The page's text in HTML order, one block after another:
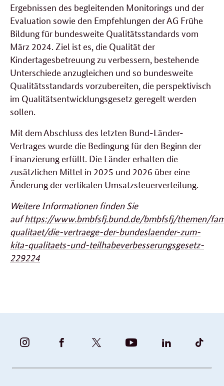
Ergebnissen des begleitenden Monitorings und der
Evaluation sowie den Empfehlungen der AG Frühe
Bildung für bundesweite Qualitätsstandards vom
März 2024. Ziel ist es, die Qualität der
Kindertagesbetreuung zu verbessern, bestehende
Unterschiede anzugleichen und so bundesweite
Qualitätsstandards vorzubereiten, die perspektivisch
im Qualitätsentwicklungsgesetz geregelt werden
sollen.
Mit dem Abschluss des letzten Bund-Länder-
Vertrages wurde die Bedingung für den Beginn der
Finanzierung erfüllt. Die Länder erhalten die
zusätzlichen Mittel in 2025 und 2026 über eine
Änderung der vertikalen Umsatzsteuerverteilung.
Weitere Informationen finden Sie
aufhttps://www.bmbfsfj.bund.de/bmbfsfj/themen/
qualitaet/die-vertraege-der-bundeslaender-zum-
kita-qualitaets-und-teilhabeverbesserungsgesetz-
229224
BUNDESFAMILIENMINISTERIUM
INSTAGRAM
BUNDESFAMILIENMINISTERIUM
FACEBOOK
FAMILIENMINISTERIUM
|
BMBFSFJ
YOUTUBE
BMFSFJ
LINKEDIN